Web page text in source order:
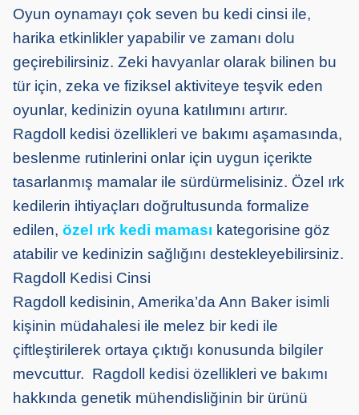
Oyun oynamayı çok seven bu kedi cinsi ile,
harika etkinlikler yapabilir ve zamanı dolu
geçirebilirsiniz. Zeki havyanlar olarak bilinen bu
tür için, zeka ve fiziksel aktiviteye teşvik eden
oyunlar, kedinizin oyuna katılımını artırır.
Ragdoll kedisi özellikleri ve bakımı aşamasında,
beslenme rutinlerini onlar için uygun içerikte
tasarlanmış mamalar ile sürdürmelisiniz. Özel ırk
kedilerin ihtiyaçları doğrultusunda formalize
edilen, özel ırk kedi maması kategorisine göz
atabilir ve kedinizin sağlığını destekleyebilirsiniz.
Ragdoll Kedisi Cinsi
Ragdoll kedisinin, Amerika’da Ann Baker isimli
kişinin müdahalesi ile melez bir kedi ile
çiftleştirilerek ortaya çıktığı konusunda bilgiler
mevcuttur. Ragdoll kedisi özellikleri ve bakımı
hakkında genetik mühendisliğinin bir ürünü